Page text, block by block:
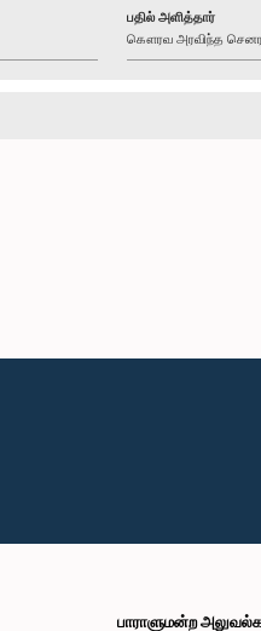
பதில் அளித்தார்
கௌரவ அரவிந்த
பாராளுமன்ற